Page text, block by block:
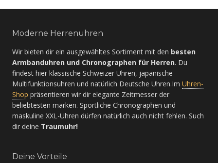
Moderne Herrenuhren
Wir bieten dir ein ausgewähltes Sortiment mit den besten
Armbanduhren und Chronographen für Herren. Du
findest hier klassische Schweizer Uhren, japanische
Multifunktionsuhren und natürlich Deutsche Uhren.Im Uhren-
Shop präsentieren wir dir elegante Zeitmesser der
beliebtesten marken. Sportliche Chronographen und
maskuline XXL-Uhren dürfen natürlich auch nicht fehlen. Such
dir deine Traumuhr!
Deine Vorteile